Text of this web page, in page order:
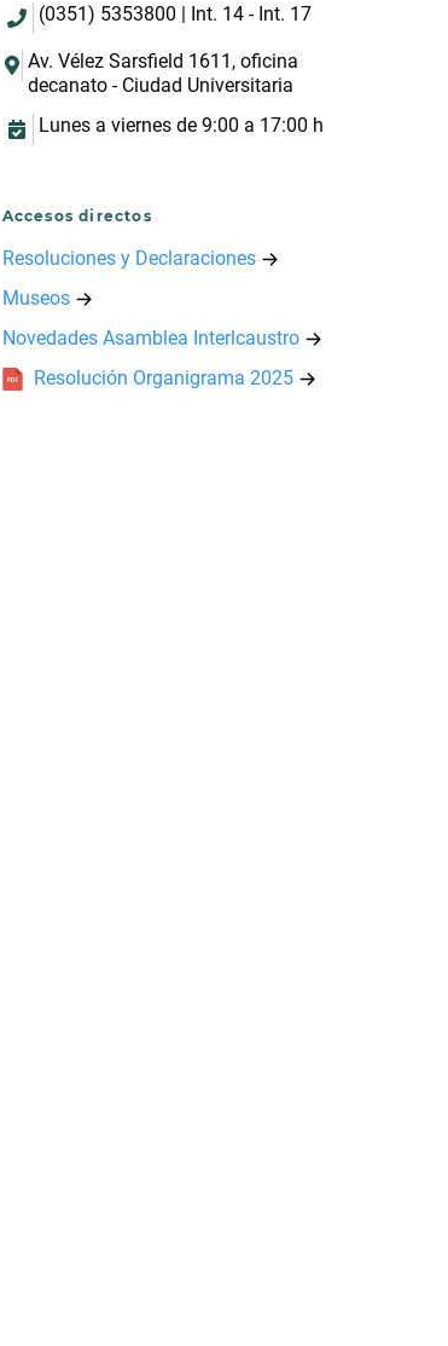
(0351) 5353800 | Int. 14 - Int. 17
Av. Vélez Sarsfield 1611, oficina
decanato - Ciudad Universitaria
Lunes a viernes de 9:00 a 17:00 h
Accesos directos
Resoluciones y Declaraciones
Museos
Novedades Asamblea Interlcaustro
Resolución Organigrama 2025